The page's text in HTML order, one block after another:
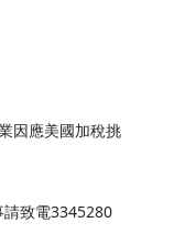
因應美國加稅挑
致電3345280